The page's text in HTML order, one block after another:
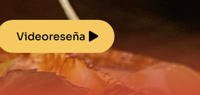
Videoreseña